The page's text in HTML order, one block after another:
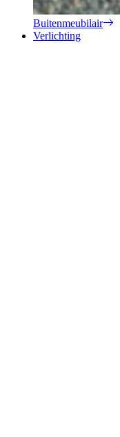
Buitenmeubilair
Verlichting